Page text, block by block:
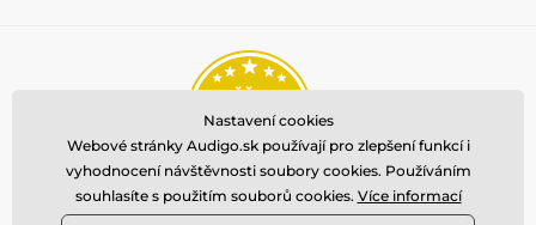
Nastavení cookies
Webové stránky Audigo.sk používají pro zlepšení funkcí i
vyhodnocení návštěvnosti soubory cookies. Používáním
souhlasíte s použitím souborů cookies. Více informací